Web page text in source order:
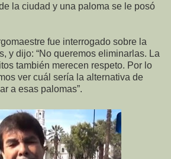
la ciudad y una paloma se le posó
fue interrogado sobre la
y dijo: “No queremos eliminarlas. La
también merecen respeto. Por lo
ver cuál sería la alternativa de
a esas palomas”.